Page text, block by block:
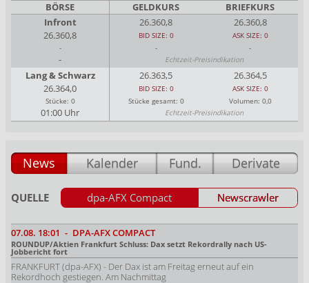
BÖRSE GELDKURS
BRIEFKURS
Infront
26.360,8
26.360,8
26.360,8
BID SIZE: 0
ASK SIZE: 0
-
- -
- Echtzeit-Preisindikation
Lang & Schwarz 26.363,5
26.364,5
26.364,0
BID SIZE: 0
ASK SIZE: 0
Stücke: 0
Stücke gesamt: 0 Volumen: 0,0
01:00 Uhr Echtzeit-Preisindikation
News Kalender Fund. Derivate
QUELLE dpa-AFX Compact Newscrawler
07.08. 18:01 - DPA-AFX COMPACT
ROUNDUP/Aktien Frankfurt Schluss: Dax setzt Rekordrally nach US-
Jobbericht fort
FRANKFURT (dpa-AFX) - Der Dax ist am Freitag erneut auf ein
Rekordhoch gestiegen. Am Nachmittag